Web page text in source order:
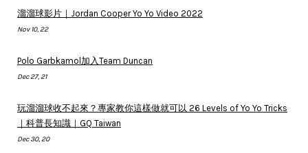
溜溜球影片｜Jordan Cooper Yo Yo Video 2022
Nov 10, 22
Polo Garbkamol加入Team Duncan
Dec 27, 21
玩溜溜球收不起來？專家教你這樣做就可以 26 Levels of Yo Yo Tricks
｜科普長知識｜GQ Taiwan
Dec 30, 20